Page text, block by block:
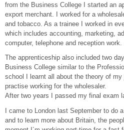
from the Business College I started an
export merchant. I worked for a
and tobacco. As a trainee I worked in
which includes accounting, marketing,
computer, telephone and reception work.
The apprenticeship also included two
Business College similar to the
school I learnt all about the theory of
practise working for the wholesaler.
After two years I passed my final exam
I came to London last September to do
and to learn more about Britain, the